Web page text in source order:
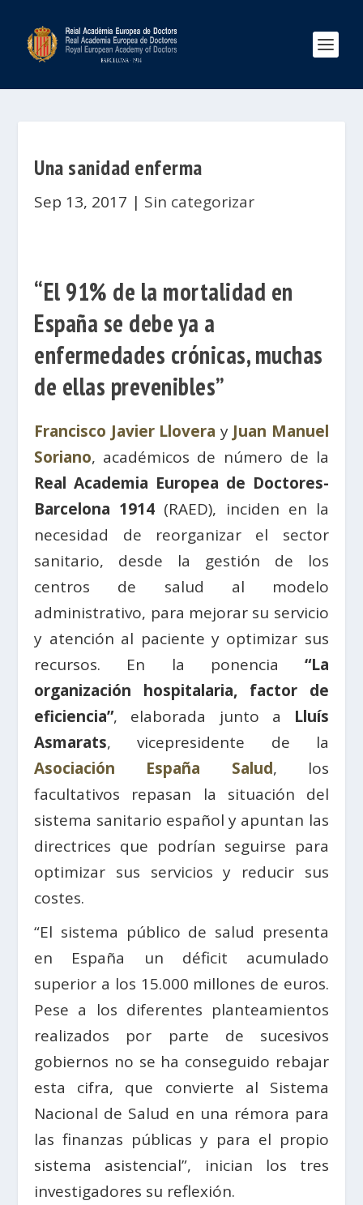
Una sanidad enferma
Sep 13, 2017 | Sin categorizar
“El 91% de la mortalidad en
España se debe ya a
enfermedades crónicas, muchas
de ellas prevenibles”
Francisco Javier Llovera y Juan Manuel
Soriano, académicos de número de la
Real Academia Europea de Doctores-
Barcelona 1914 (RAED), inciden en la
necesidad de reorganizar el sector
sanitario, desde la gestión de los
centros de salud al modelo
administrativo, para mejorar su servicio
y atención al paciente y optimizar sus
recursos. En la ponencia “La
organización hospitalaria, factor de
eficiencia”, elaborada junto a Lluís
Asmarats, vicepresidente de la
Asociación España Salud, los
facultativos repasan la situación del
sistema sanitario español y apuntan las
directrices que podrían seguirse para
optimizar sus servicios y reducir sus
costes.
“El sistema público de salud presenta
en España un déficit acumulado
superior a los 15.000 millones de euros.
Pese a los diferentes planteamientos
realizados por parte de sucesivos
gobiernos no se ha conseguido rebajar
esta cifra, que convierte al Sistema
Nacional de Salud en una rémora para
las finanzas públicas y para el propio
sistema asistencial”, inician los tres
investigadores su reflexión.